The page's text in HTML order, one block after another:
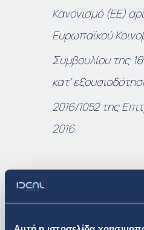
Κανονισμό (ΕΕ)
Ευρωπαϊκού
Συμβουλίου της 16
κατ’
2016/1052 της
2016.